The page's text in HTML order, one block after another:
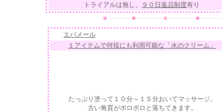
トライアルは無し。 ９０日返品制度有り
エバメール
１アイテムで何役にも利用可能な「水のクリーム」
たっぷり塗って１０分～１５分おいてマッサージ。
古い角質がポロポロと落ちてきます。